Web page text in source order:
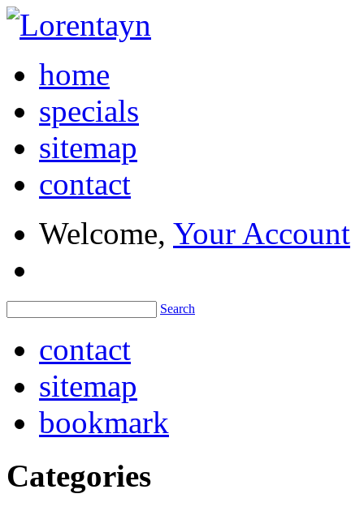
home
specials
sitemap
contact
Welcome, Your Account
Search
contact
sitemap
bookmark
Categories